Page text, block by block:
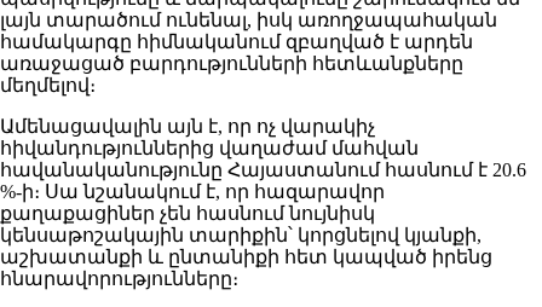
լայն տարածում ունենալ, իսկ առողջապահական
համակարգը հիմնականում զբաղված է արդեն
առաջացած բարդությունների հետևանքները
մեղմելով։
Ամենացավալին այն է, որ ոչ վարակիչ
հիվանդություններից վաղաժամ մահվան
հավանականությունը Հայաստանում հասնում է 20.6
%-ի։ Սա նշանակում է, որ հազարավոր
քաղաքացիներ չեն հասնում նույնիսկ
կենսաթոշակային տարիքին՝ կորցնելով կյանքի,
աշխատանքի և ընտանիքի հետ կապված իրենց
հնարավորությունները։